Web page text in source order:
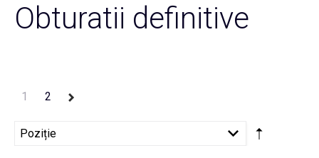
Obturatii definitive
1 2